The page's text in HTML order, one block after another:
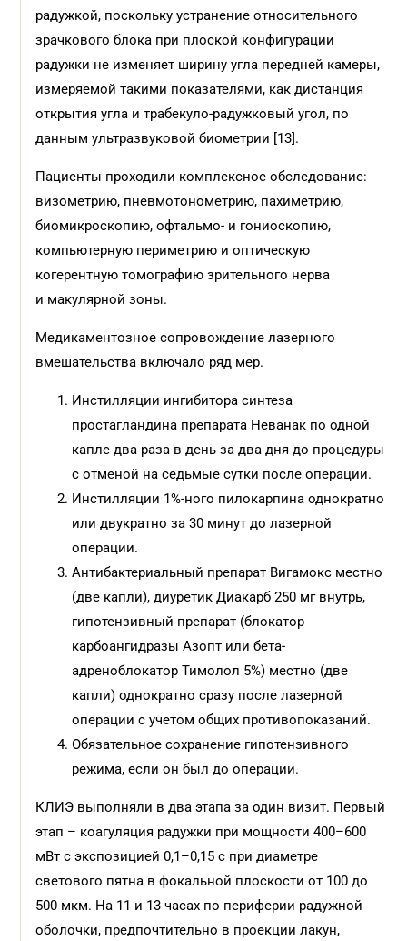
радужкой, поскольку устранение относительного
зрачкового блока при плоской конфигурации
радужки не изменяет ширину угла передней камеры,
измеряемой такими показателями, как дистанция
открытия угла и трабекуло-радужковый угол, по
данным ультразвуковой биометрии [13].
Пациенты проходили комплексное обследование:
визометрию, пневмотонометрию, пахиметрию,
биомикроскопию, офтальмо- и гониоскопию,
компьютерную периметрию и оптическую
когерентную томографию зрительного нерва
и макулярной зоны.
Медикаментозное сопровождение лазерного
вмешательства включало ряд мер.
Инстилляции ингибитора синтеза
простагландина препарата Неванак по одной
капле два раза в день за два дня до процедуры
с отменой на седьмые сутки после операции.
Инстилляции 1%-ного пилокарпина однократно
или двукратно за 30 минут до лазерной
операции.
Антибактериальный препарат Вигамокс местно
(две капли), диуретик Диакарб 250 мг внутрь,
гипотензивный препарат (блокатор
карбоангидразы Азопт или бета-
адреноблокатор Тимолол 5%) местно (две
капли) однократно сразу после лазерной
операции с учетом общих противопоказаний.
Обязательное сохранение гипотензивного
режима, если он был до операции.
КЛИЭ выполняли в два этапа за один визит. Первый
этап – коагуляция радужки при мощности 400–600
мВт с экспозицией 0,1–0,15 с при диаметре
светового пятна в фокальной плоскости от 100 до
500 мкм. На 11 и 13 часах по периферии радужной
оболочки, предпочтительно в проекции лакун,